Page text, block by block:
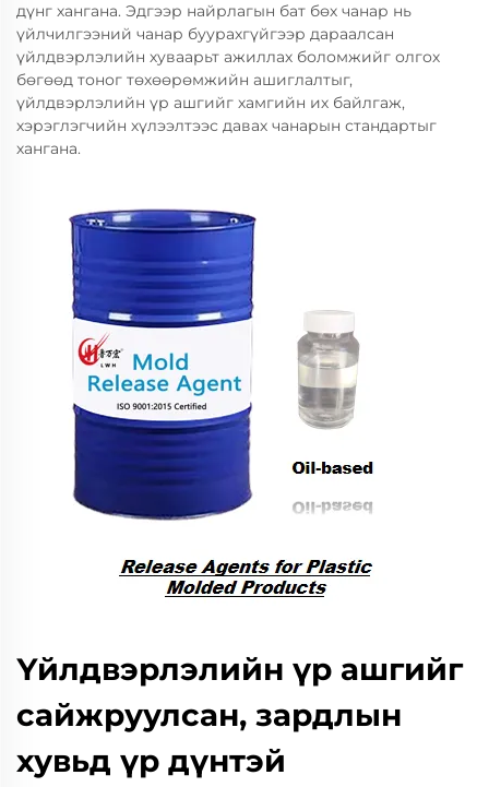
дүнг хангана. Эдгээр найрлагын бат бөх чанар нь
үйлчилгээний чанар буурахгүйгээр дараалсан
үйлдвэрлэлийн хуваарьт ажиллах боломжийг олгох
бөгөөд тоног төхөөрөмжийн ашиглалтыг,
үйлдвэрлэлийн үр ашгийг хамгийн их байлгаж,
хэрэглэгчийн хүлээлтээс давах чанарын стандартыг
хангана.
Үйлдвэрлэлийн үр ашгийг
сайжруулсан, зардлын
хувьд үр дүнтэй